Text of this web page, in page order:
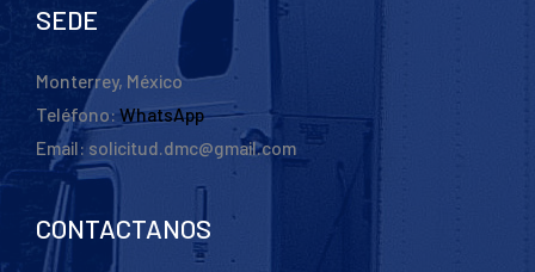
SEDE
Monterrey, México
Teléfono: WhatsApp
Email: solicitud.dmc@gmail.com
CONTACTANOS